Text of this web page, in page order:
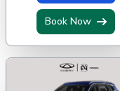
Book Now